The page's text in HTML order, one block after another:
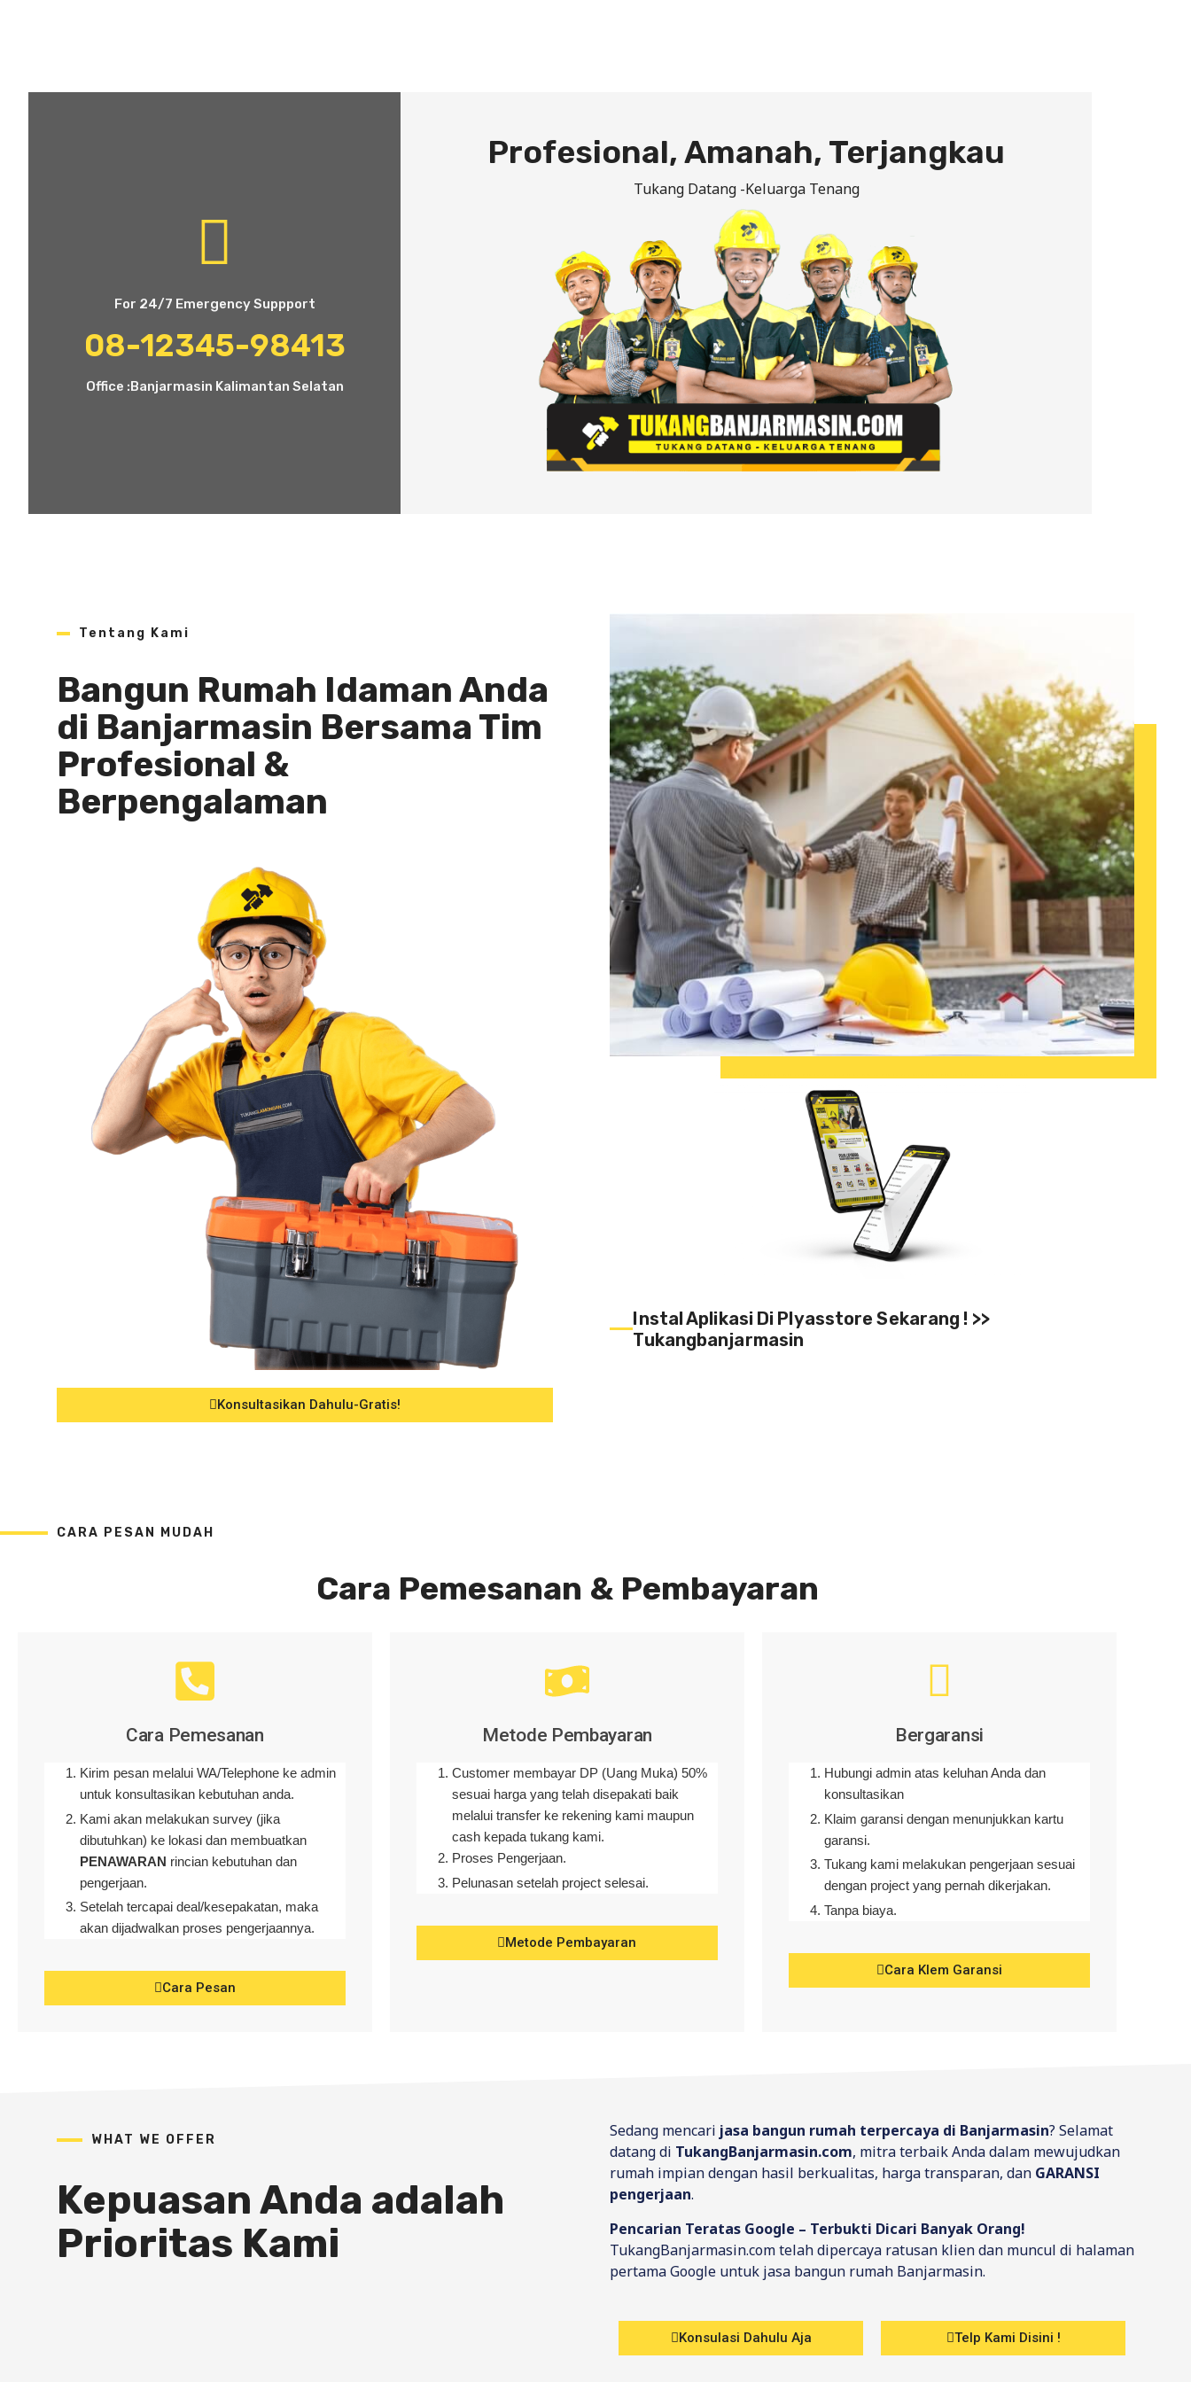
For 24/7 Emergency Suppport
08-12345-98413
Office :Banjarmasin Kalimantan Selatan
Profesional, Amanah, Terjangkau
Tukang Datang -Keluarga Tenang
Tentang Kami
Bangun Rumah Idaman Anda
di Banjarmasin Bersama Tim
Profesional &
Berpengalaman
Konsultasikan Dahulu-Gratis!
Instal Aplikasi Di Plyasstore Sekarang ! >>
Tukangbanjarmasin
CARA PESAN MUDAH
Cara Pemesanan & Pembayaran
Cara Pemesanan
Kirim pesan melalui WA/Telephone ke admin
untuk konsultasikan kebutuhan anda.
Kami akan melakukan survey (jika
dibutuhkan) ke lokasi dan membuatkan
PENAWARAN rincian kebutuhan dan
pengerjaan.
Setelah tercapai deal/kesepakatan, maka
akan dijadwalkan proses pengerjaannya.
Cara Pesan
Metode Pembayaran
Customer membayar DP (Uang Muka) 50%
sesuai harga yang telah disepakati baik
melalui transfer ke rekening kami maupun
cash kepada tukang kami.
Proses Pengerjaan.
Pelunasan setelah project selesai.
Metode Pembayaran
Bergaransi
Hubungi admin atas keluhan Anda dan
konsultasikan
Klaim garansi dengan menunjukkan kartu
garansi.
Tukang kami melakukan pengerjaan sesuai
dengan project yang pernah dikerjakan.
Tanpa biaya.
Cara Klem Garansi
WHAT WE OFFER
Kepuasan Anda adalah
Prioritas Kami
Sedang mencari jasa bangun rumah terpercaya di Banjarmasin? Selamat
datang di TukangBanjarmasin.com, mitra terbaik Anda dalam mewujudkan
rumah impian dengan hasil berkualitas, harga transparan, dan GARANSI
pengerjaan.
Pencarian Teratas Google – Terbukti Dicari Banyak Orang!
TukangBanjarmasin.com telah dipercaya ratusan klien dan muncul di halaman
pertama Google untuk jasa bangun rumah Banjarmasin.
Konsulasi Dahulu Aja Telp Kami Disini !